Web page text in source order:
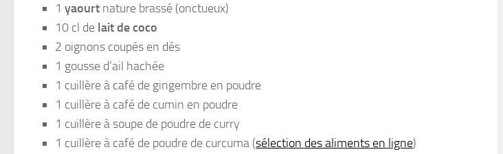
1 yaourt nature brassé (onctueux)
10 cl de lait de coco
2 oignons coupés en dés
1 gousse d’ail hachée
1 cuillère à café de gingembre en poudre
1 cuillère à café de cumin en poudre
1 cuillère à soupe de poudre de curry
1 cuillère à café de poudre de curcuma (sélection des aliments en ligne)